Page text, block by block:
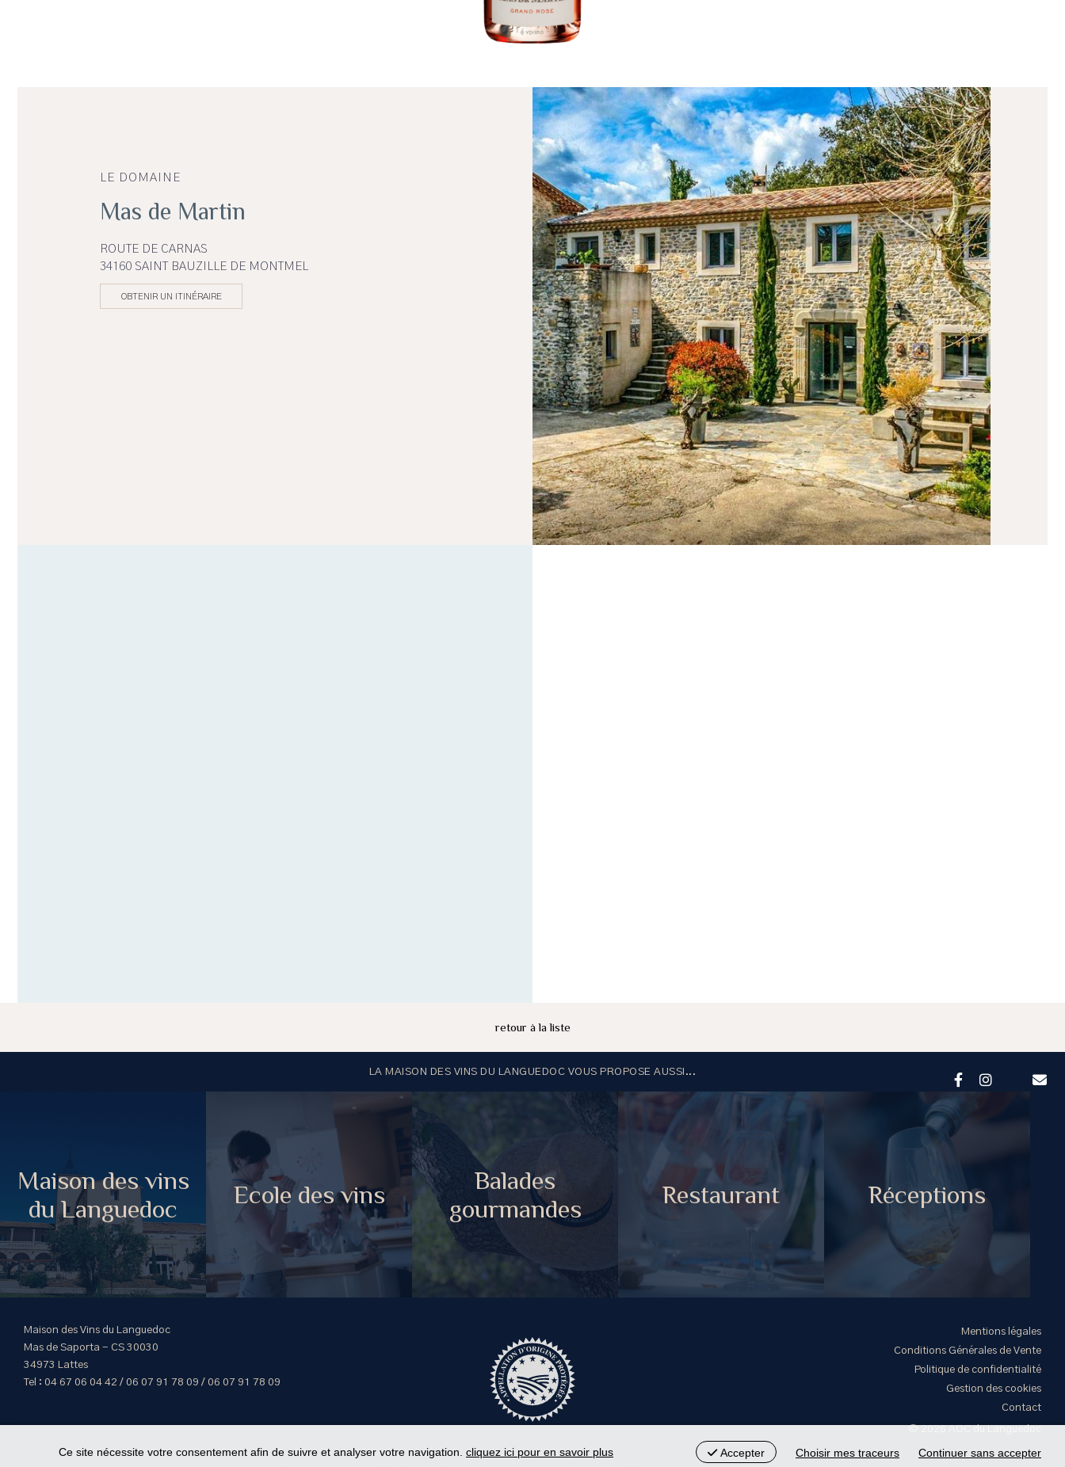
LE DOMAINE
Mas de Martin
ROUTE DE CARNAS
34160 SAINT BAUZILLE DE MONTMEL
OBTENIR UN ITINÉRAIRE
retour à la liste
LA MAISON DES VINS DU LANGUEDOC VOUS PROPOSE AUSSI...
Maison des vins
du Languedoc
Ecole des vins
Balades
gourmandes
Restaurant Réceptions
Maison des Vins du Languedoc
Mas de Saporta - CS 30030
34973 Lattes
Tel : 04 67 06 04 42 / 06 07 91 78 09 / 06 07 91 78 09
Mentions légales
Conditions Générales de Vente
Politique de confidentialité
Gestion des cookies
Contact
Ce site nécessite votre consentement afin de suivre et analyser votre navigation. cliquez ici pour en savoir plus Accepter Choisir mes traceurs Continuer sans accepter